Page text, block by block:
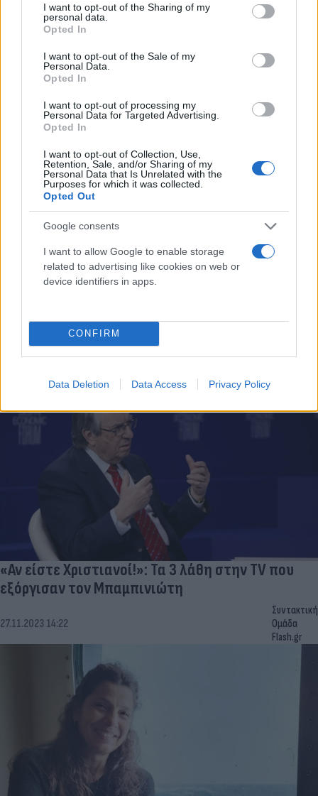
not limited to your visit or usage behaviour. You may click to
grant or deny consent to Google and its third-party tags to
use your data for below specified purposes in below Google
consent section.
I want to opt-out of the Sharing of my
personal data.
Opted In
I want to opt-out of the Sale of my
Personal Data.
Opted In
I want to opt-out of processing my
Personal Data for Targeted Advertising.
Opted In
I want to opt-out of Collection, Use,
Retention, Sale, and/or Sharing of my
Personal Data that Is Unrelated with the
Purposes for which it was collected.
Opted Out
Google consents
I want to allow Google to enable storage
related to advertising like cookies on web or
device identifiers in apps.
CONFIRM
Data Deletion Data Access Privacy Policy
πολιτική μεταρρύθμιση
03.12.2023 11:48
Flash.gr
περιοχές αναμένονται έντονες καταιγίδες
29.11.2023 12:06
Ομάδα
«Αν είστε Χριστιανοί!»: Τα 3 λάθη στην TV που
εξόργισαν τον Μπαμπινιώτη
27.11.2023 14:22
Συντακτική
Ομάδα
Flash.gr